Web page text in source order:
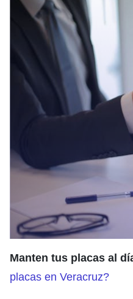
Manten tus placas al
placas en Veracruz?